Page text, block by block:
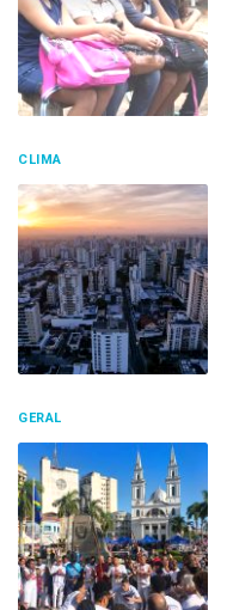
CLIMA
GERAL